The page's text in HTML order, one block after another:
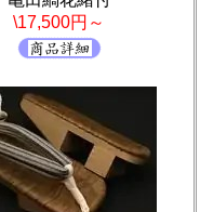
\17,500円～